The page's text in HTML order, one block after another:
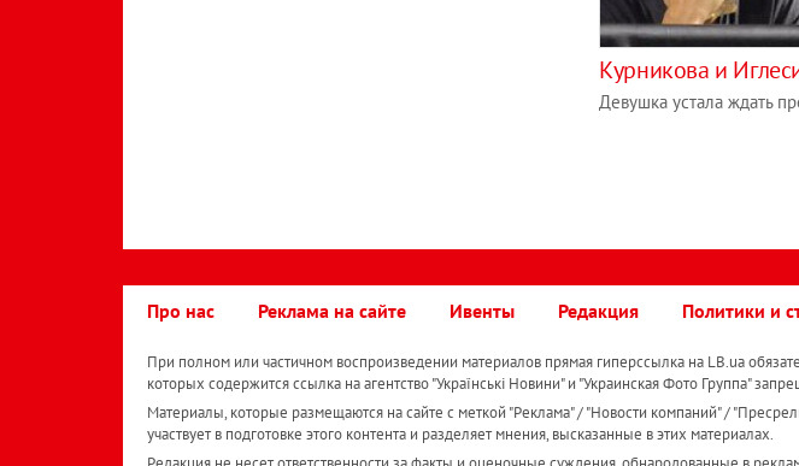
Курникова и
Девушка устала ждать
Про нас Реклама на сайте Ивенты Редакция Политики и
При полном или частичном воспроизведении материалов прямая гиперссылка на LB.ua
которых содержится ссылка на агентство "Українськi Новини" и "Украинская Фото Группа"
Материалы, которые размещаются на сайте с меткой "Реклама" / "Новости компаний" /
участвует в подготовке этого контента и разделяет мнения, высказанные в этих материалах.